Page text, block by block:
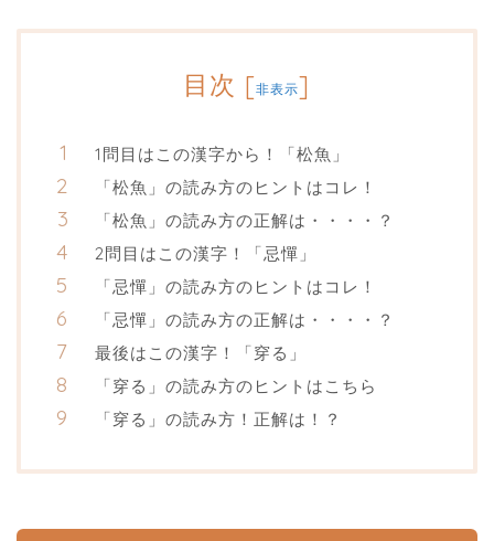
目次 [非表示]
1問目はこの漢字から！「松魚」
「松魚」の読み方のヒントはコレ！
「松魚」の読み方の正解は・・・・？
2問目はこの漢字！「忌憚」
「忌憚」の読み方のヒントはコレ！
「忌憚」の読み方の正解は・・・・？
最後はこの漢字！「穿る」
「穿る」の読み方のヒントはこちら
「穿る」の読み方！正解は！？